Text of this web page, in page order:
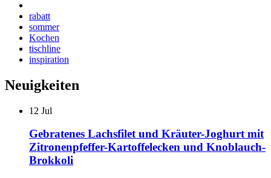
rabatt
sommer
Kochen
tischline
inspiration
Neuigkeiten
12 Jul
Gebratenes Lachsfilet und Kräuter-Joghurt mit
Zitronenpfeffer-Kartoffelecken und Knoblauch-
Brokkoli